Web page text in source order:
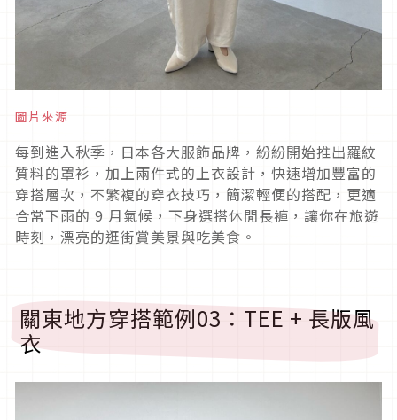
圖片來源
每到進入秋季，日本各大服飾品牌，紛紛開始推出羅紋
質料的罩衫，加上兩件式的上衣設計，快速增加豐富的
穿搭層次，不繁複的穿衣技巧，簡潔輕便的搭配，更適
合常下雨的 9 月氣候，下身選搭休閒長褲，讓你在旅遊
時刻，漂亮的逛街賞美景與吃美食。
關東地方穿搭範例03 ： TEE +長版風
衣